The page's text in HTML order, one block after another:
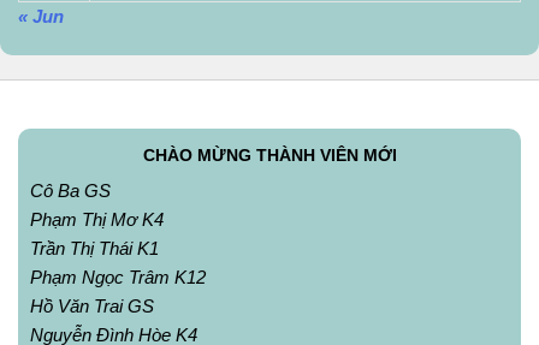
« Jun
CHÀO MỪNG THÀNH VIÊN MỚI
Cô Ba GS
Phạm Thị Mơ K4
Trần Thị Thái K1
Phạm Ngọc Trâm K12
Hồ Văn Trai GS
Nguyễn Đình Hòe K4